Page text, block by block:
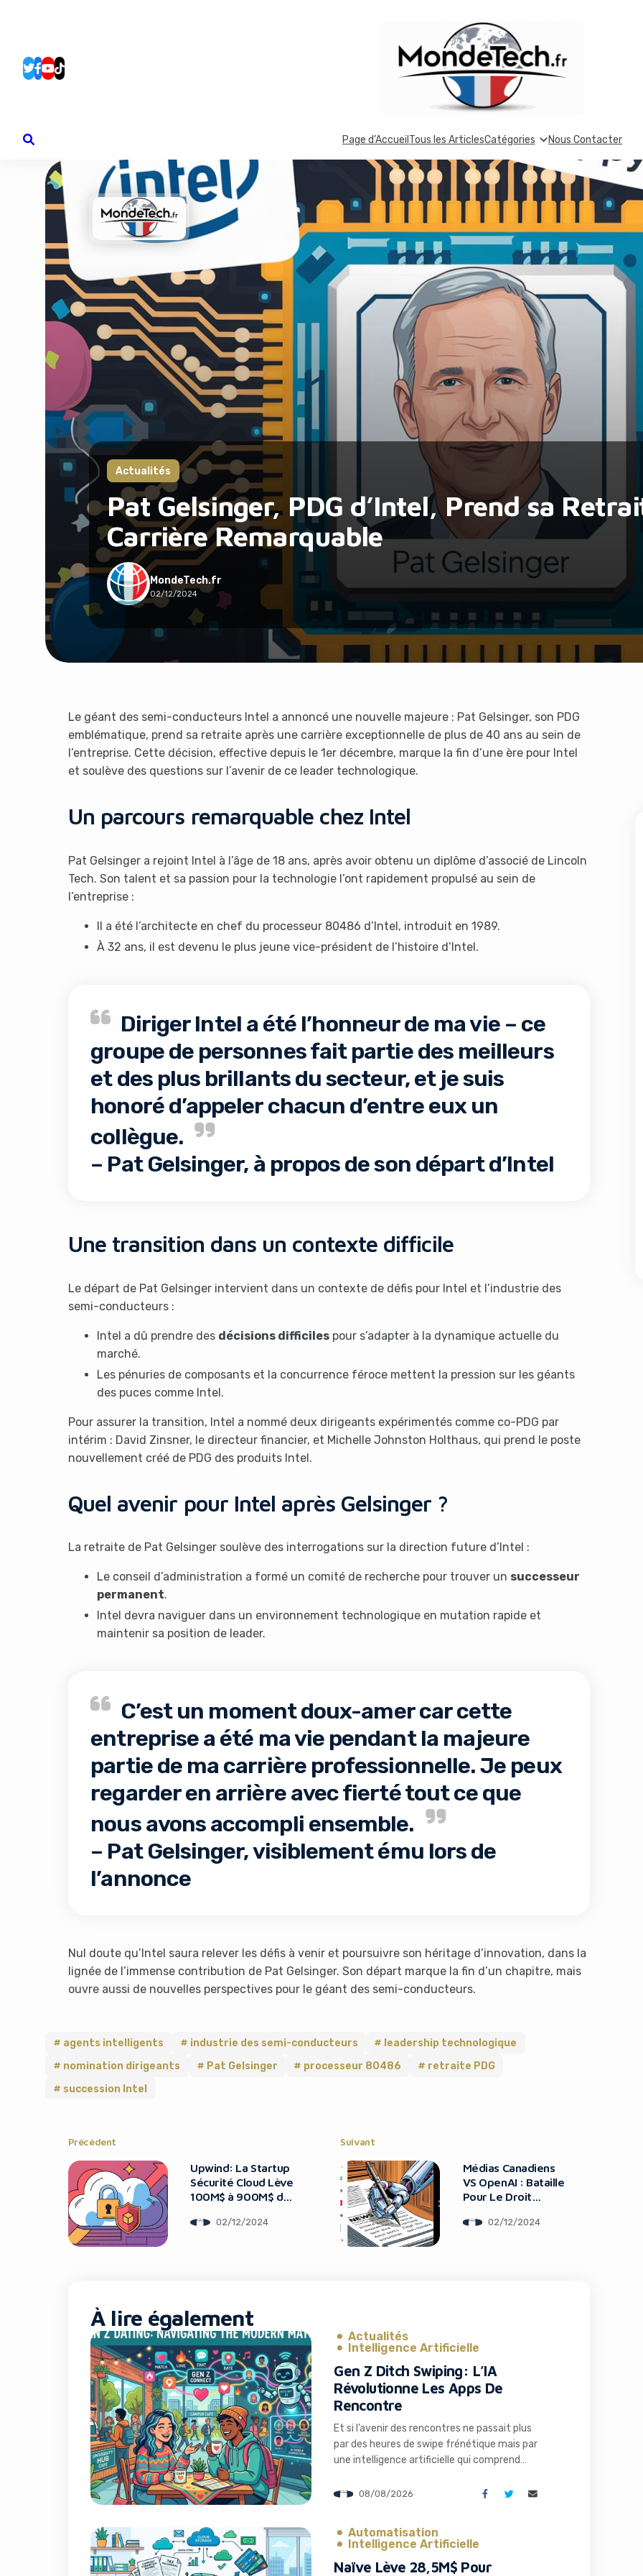
Page d’Accueil Tous les ArticlesCatégories Nous Contacter
Actualités
Pat Gelsinger, PDG d’Intel, Prend sa
Carrière Remarquable
MondeTech.fr
02/12/2024
Le géant des semi-conducteurs Intel a annoncé une nouvelle majeure : Pat Gelsinger, son PDG
emblématique, prend sa retraite après une carrière exceptionnelle de plus de 40 ans au sein de
l’entreprise. Cette décision, effective depuis le 1er décembre, marque la fin d’une ère pour Intel
et soulève des questions sur l’avenir de ce leader technologique.
Un parcours remarquable chez Intel
Pat Gelsinger a rejoint Intel à l’âge de 18 ans, après avoir obtenu un diplôme d’associé de Lincoln
Tech. Son talent et sa passion pour la technologie l’ont rapidement propulsé au sein de
l’entreprise :
Il a été l’architecte en chef du processeur 80486 d’Intel, introduit en 1989.
À 32 ans, il est devenu le plus jeune vice-président de l’histoire d’Intel.
Diriger Intel a été l’honneur de ma vie – ce
groupe de personnes fait partie des meilleurs
et des plus brillants du secteur, et je suis
honoré d’appeler chacun d’entre eux un
collègue.
– Pat Gelsinger, à propos de son départ d’Intel
Une transition dans un contexte difficile
Le départ de Pat Gelsinger intervient dans un contexte de défis pour Intel et l’industrie des
semi-conducteurs :
Intel a dû prendre des décisions difficilespour s’adapter à la dynamique actuelle du
marché.
Les pénuries de composants et la concurrence féroce mettent la pression sur les géants
des puces comme Intel.
Pour assurer la transition, Intel a nommé deux dirigeants expérimentés comme co-PDG par
intérim : David Zinsner, le directeur financier, et Michelle Johnston Holthaus, qui prend le poste
nouvellement créé de PDG des produits Intel.
Quel avenir pour Intel après Gelsinger ?
La retraite de Pat Gelsinger soulève des interrogations sur la direction future d’Intel :
Le conseil d’administration a formé un comité de recherche pour trouver un successeur
permanent.
Intel devra naviguer dans un environnement technologique en mutation rapide et
maintenir sa position de leader.
C’est un moment doux-amer car cette
entreprise a été ma vie pendant la majeure
partie de ma carrière professionnelle. Je peux
regarder en arrière avec fierté tout ce que
nous avons accompli ensemble.
– Pat Gelsinger, visiblement ému lors de
l’annonce
Nul doute qu’Intel saura relever les défis à venir et poursuivre son héritage d’innovation, dans la
lignée de l’immense contribution de Pat Gelsinger. Son départ marque la fin d’un chapitre, mais
ouvre aussi de nouvelles perspectives pour le géant des semi-conducteurs.
agents intelligents industrie des semi-conducteurs
leadership technologique
nomination dirigeants
Pat Gelsinger processeur 80486
retraite PDG
succession Intel
Précédent
Upwind: La Startup
Sécurité Cloud Lève
100M$ à 900M$ de
02/12/2024
Suivant
Médias Canadiens
VS OpenAI : Bataille
Pour Le Droit
02/12/2024
À lire également
Actualités
Intelligence Artificielle
Gen Z Ditch Swiping: L’IA
Révolutionne Les Apps De
Rencontre
Et si l’avenir des rencontres ne passait plus
par des heures de swipe frénétique mais par
une intelligence artificielle qui comprend
audacieux que fait Ditto, une application qui
intelligent et des rendez-vous concrets. […]
08/08/2026
Automatisation
Intelligence Artificielle
Naïve Lève 28,5M$ Pour
It looks like you're using an ad-
Yes, I will turn off Ad-Blocker No Thanks